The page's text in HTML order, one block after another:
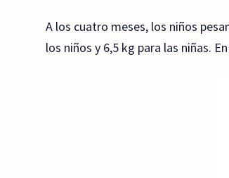
A los cuatro meses, los niños
los niños y 6,5 kg para las niñas.